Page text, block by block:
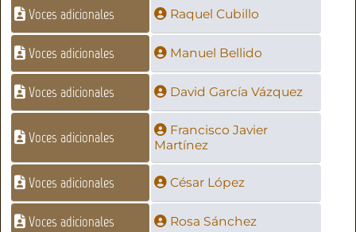
Voces adicionales Raquel Cubillo
Voces adicionales Manuel Bellido
Voces adicionales David García Vázquez
Voces adicionales
Francisco Javier
Martínez
Voces adicionales César López
Voces adicionales Rosa Sánchez